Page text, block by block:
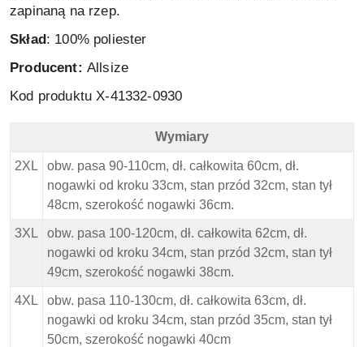
zapinaną na rzep.
Skład: 100% poliester
Producent: Allsize
Kod produktu X-41332-0930
Replika - Board Shorts - Wymiary
Wymiary
2XL
obw. pasa 90-110cm, dł. całkowita 60cm, dł.
nogawki od kroku 33cm, stan przód 32cm, stan tył
48cm, szerokość nogawki 36cm.
3XL
obw. pasa 100-120cm, dł. całkowita 62cm, dł.
nogawki od kroku 34cm, stan przód 32cm, stan tył
49cm, szerokość nogawki 38cm.
4XL
obw. pasa 110-130cm, dł. całkowita 63cm, dł.
nogawki od kroku 34cm, stan przód 35cm, stan tył
50cm, szerokość nogawki 40cm